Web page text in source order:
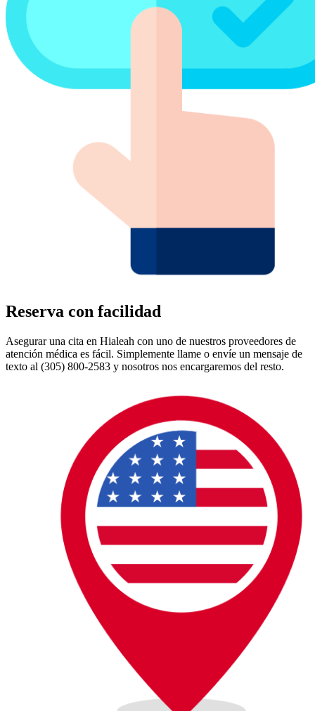
Reserva con facilidad
Asegurar una cita en Hialeah con uno de nuestros proveedores de
atención médica es fácil. Simplemente llame o envíe un mensaje de
texto al (305) 800-2583 y nosotros nos encargaremos del resto.